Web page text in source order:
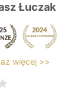
Łuczak
więcej >>